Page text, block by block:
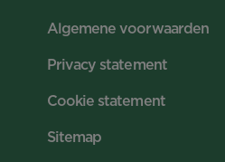
Algemene voorwaarden
Privacy statement
Cookie statement
Sitemap